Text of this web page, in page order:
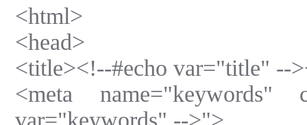
<html>
<head>
<title><!--#echo var="title" --
<meta name="keywords"
var="keywords" -->">